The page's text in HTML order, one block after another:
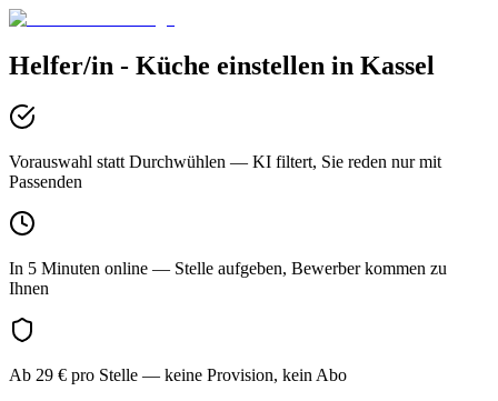
Helfer/in - Küche einstellen in Kassel
Vorauswahl statt Durchwühlen — KI filtert, Sie reden nur mit
Passenden
In 5 Minuten online — Stelle aufgeben, Bewerber kommen zu
Ihnen
Ab 29 € pro Stelle — keine Provision, kein Abo